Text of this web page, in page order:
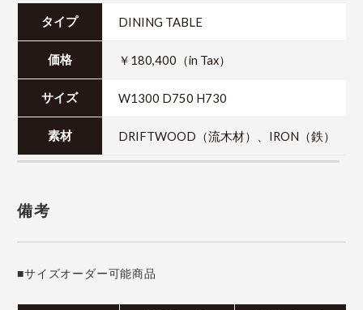
タイプ DINING TABLE
価格 ￥180,400（in Tax）
サイズ W1300 D750 H730
素材 DRIFTWOOD（流木材）、IRON（鉄）
備考
■サイズオーダー可能商品